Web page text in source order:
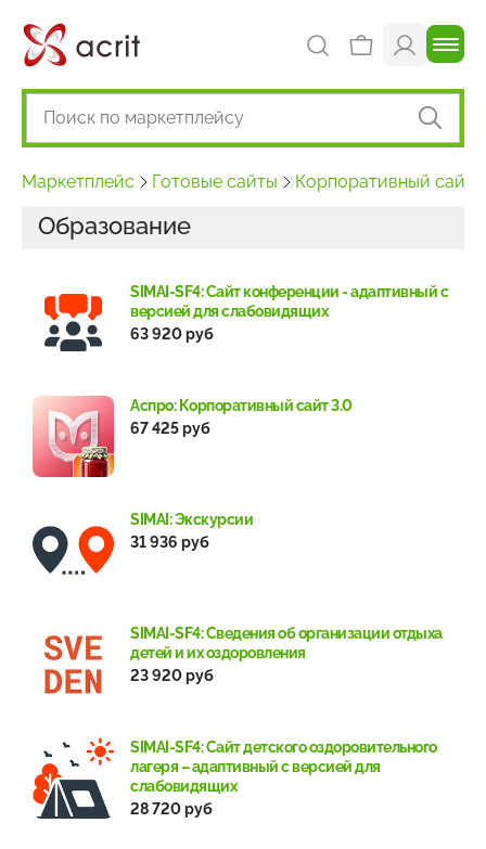
Маркетплейс Готовые сайты Корпоративный сайт
Образование
SIMAI-SF4: Сайт конференции - адаптивный с
версией для слабовидящих
63 920 руб
Аспро: Корпоративный сайт 3.0
67 425 руб
SIMAI: Экскурсии
31 936 руб
SIMAI-SF4: Сведения об организации отдыха
детей и их оздоровления
23 920 руб
SIMAI-SF4: Сайт детского оздоровительного
лагеря – адаптивный с версией для
слабовидящих
28 720 руб